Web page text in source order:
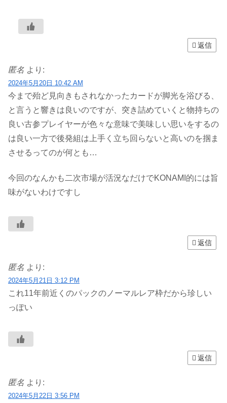
返信
匿名 より:
2024年5月20日 10:42 AM
今まで殆ど見向きもされなかったカードが脚光を浴びる、
と言うと響きは良いのですが、突き詰めていくと物持ちの
良い古参プレイヤーが色々な意味で美味しい思いをするの
は良い一方で後発組は上手く立ち回らないと高いのを掴ま
させるってのが何とも…
今回のなんかも二次市場が活況なだけでKONAMI的には旨
味がないわけですし
返信
匿名 より:
2024年5月21日 3:12 PM
これ11年前近くのパックのノーマルレア枠だから珍しい
っぽい
返信
匿名 より:
2024年5月22日 3:56 PM